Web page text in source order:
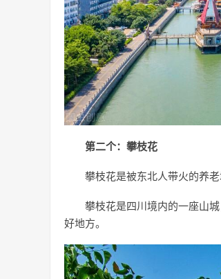
第二个：攀枝花
攀枝花是被东北人带火的养
攀枝花是四川境内的一座山
好地方。